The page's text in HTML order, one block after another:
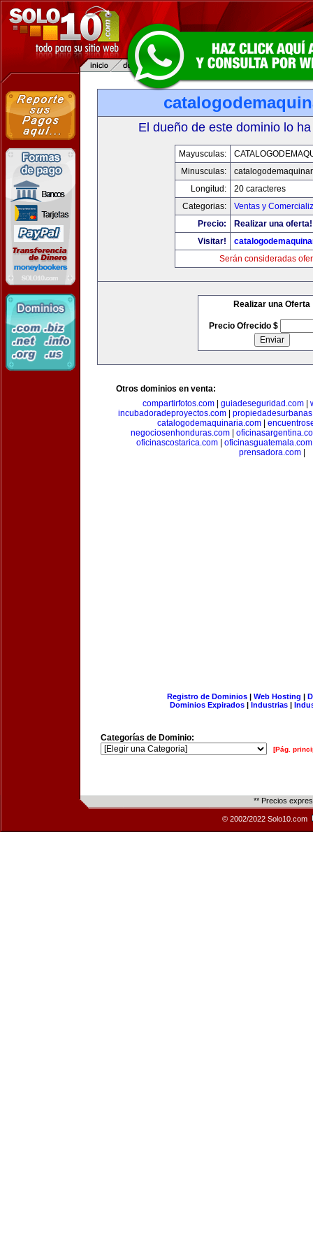
El dueño de este dominio lo
Mayusculas:
Minusculas:
Longitud:
20 caracteres
Categorias:
Ventas y
Precio:
Realizar una oferta!
Visitar!
Serán consideradas
Realizar una Oferta
Precio Ofrecido $
Otros dominios en venta:
compartirfotos.com| guiadeseguridad.com|
incubadoradeproyectos.com
catalogodemaquinaria.com|
negociosenhonduras.com
oficinascostarica.com
oficinasguatemala.com
prensadora.com|
Registro de Dominios| Web Hosting |
Dominios Expirados | Industrias |
Categorías de Dominio:
[Pág.
** Precios
© 2002/2022 Solo10.com